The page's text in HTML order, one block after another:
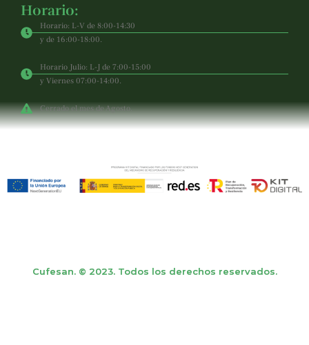
Horario:
Horario: L-V de 8:00-14:30
y de 16:00-18:00.
Horario Julio: L-J de 7:00-15:00
y Viernes 07:00-14:00.
Cerrado el mes de Agosto.
Cufesan. © 2023. Todos los derechos reservados.